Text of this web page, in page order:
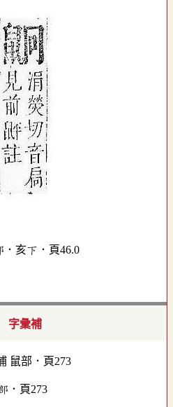
．亥下．頁46.0
字彙補
．頁273